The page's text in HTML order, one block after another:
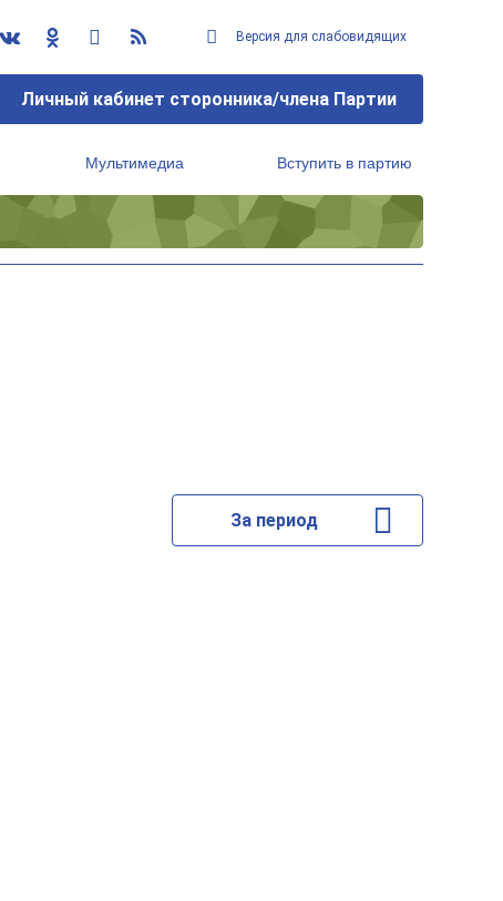
Версия для слабовидящих
Личный кабинет сторонника/члена Партии
Мультимедиа Вступить в партию
За период